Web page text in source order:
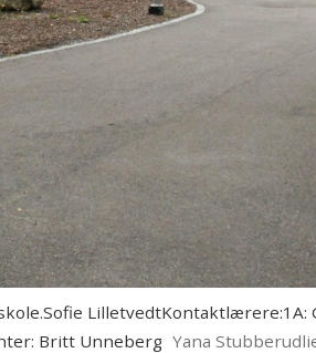
LilletvedtKontaktlærere:1A:
Britt Unneberg Yana